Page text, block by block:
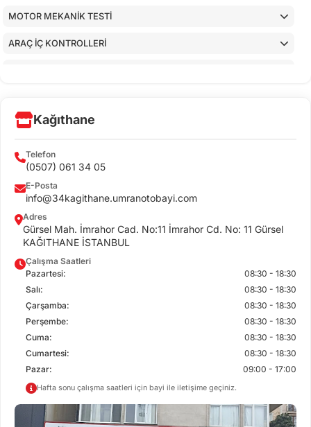
MOTOR MEKANİK TESTİ
ARAÇ İÇ KONTROLLERİ
Kağıthane
Telefon
(0507) 061 34 05
E-Posta
info@34kagithane.umranotobayi.com
Adres
Gürsel Mah. İmrahor Cad. No:11 İmrahor Cd. No: 11 Gürsel
KAĞITHANE İSTANBUL
Çalışma Saatleri
Pazartesi:
08:30 - 18:30
Salı:
08:30 - 18:30
Çarşamba:
08:30 - 18:30
Perşembe:
08:30 - 18:30
Cuma:
08:30 - 18:30
Cumartesi:
08:30 - 18:30
Pazar:
09:00 - 17:00
Hafta sonu çalışma saatleri için bayi ile iletişime geçiniz.